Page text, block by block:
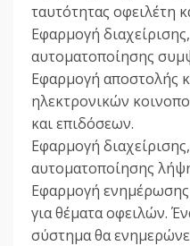
ταυτότητας οφειλέτη
Εφαρμογή
αυτοματοποίησης
Εφαρμογή αποστολής
ηλεκτρονικών
και επιδόσεων.
Εφαρμογή
αυτοματοποίησης
Εφαρμογή
για θέματα οφειλών.
σύστημα θα